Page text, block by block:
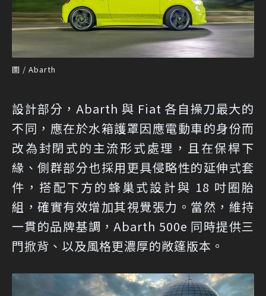
圖 / Abarth
設計部分，Abarth 與 Fiat 各自操刀最大的
不同，應在於水箱護罩因應電動車的身份而
改為封閉式的主流形式處理，且在保桿下
緣、側群部分也採用更具侵略性的延伸式套
件，搭配下方的蜂巢式設計與 18 吋圈胎
組，確實有效增加其視覺張力。當然，維持
一貫的品牌基調，Abarth 500e 同時提供三
門掀背、以及風格更濃厚的敞篷版本。